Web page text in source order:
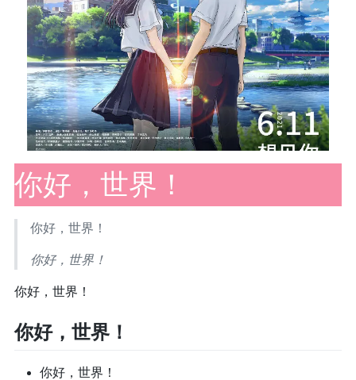
你好，世界！
你好，世界！
你好，世界！
你好，世界！
你好，世界！
你好，世界！